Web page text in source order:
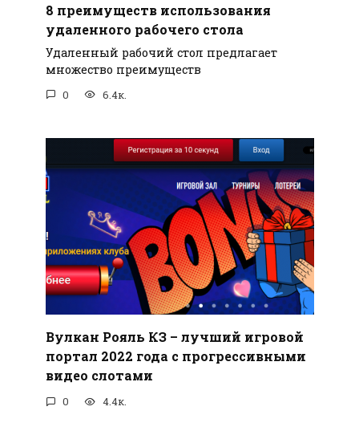
8 преимуществ использования
удаленного рабочего стола
Удаленный рабочий стол предлагает
множество преимуществ
0 6.4к.
Вулкан Рояль КЗ – лучший игровой
портал 2022 года с прогрессивными
видео слотами
0 4.4к.